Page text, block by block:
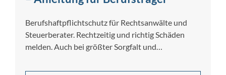
Berufshaftpflichtschutz für Rechtsanwälte und
Steuerberater. Rechtzeitig und richtig Schäden
melden. Auch bei größter Sorgfalt und